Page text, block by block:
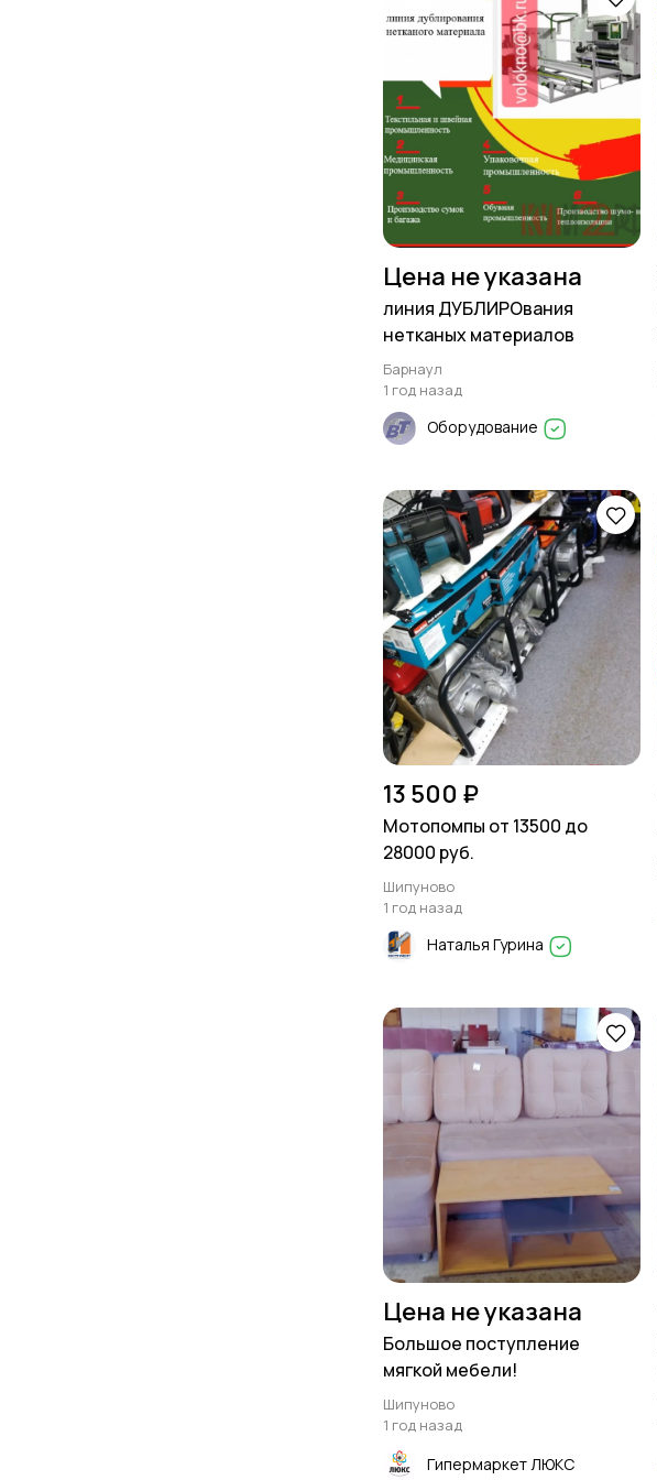
Цена не указана
линия ДУБЛИРОвания
нетканых материалов
Барнаул
1 год назад
Оборудование
13 500 ₽
Мотопомпы от 13500 до
28000 руб.
Шипуново
1 год назад
Наталья Гурина
Цена не указана
Большое поступление
мягкой мебели!
Шипуново
1 год назад
Гипермаркет ЛЮКС